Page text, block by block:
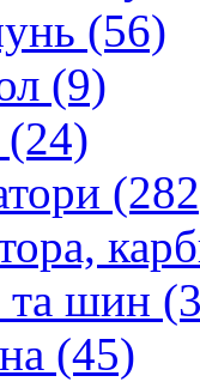
(56)
(9)
та шин
(45)